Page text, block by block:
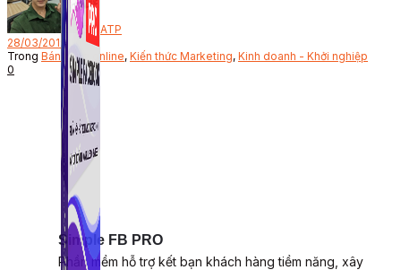
Simple FB PRO
Phần mềm hỗ trợ kết bạn khách hàng tiềm năng, xây
Bởi ATP
28/03/2019
Trong Bán hàng online, Kiến thức Marketing, Kinh doanh - Khởi nghiệp
0